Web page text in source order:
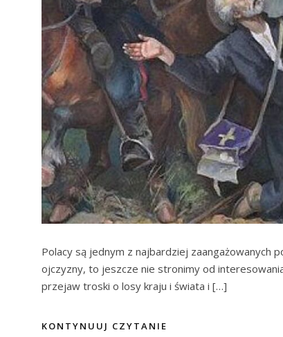
Polacy są jednym z najbardziej zaangażowanych
ojczyzny, to jeszcze nie stronimy od
przejaw troski o losy kraju i świata i […]
KONTYNUUJ CZYTANIE